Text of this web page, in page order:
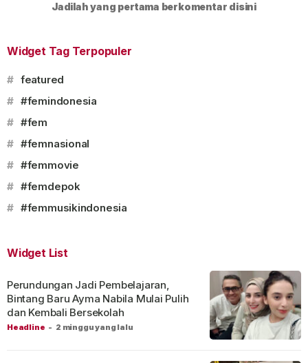
Jadilah yang pertama berkomentar disini
Widget Tag Terpopuler
# featured
# #femindonesia
# #fem
# #femnasional
# #femmovie
# #femdepok
# #femmusikindonesia
Widget List
Headline - 2 minggu yang lalu
Perundungan Jadi Pembelajaran,
Bintang Baru Ayma Nabila Mulai Pulih
dan Kembali Bersekolah